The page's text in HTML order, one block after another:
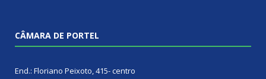
CÂMARA DE PORTEL
End.: Floriano Peixoto, 415- centro